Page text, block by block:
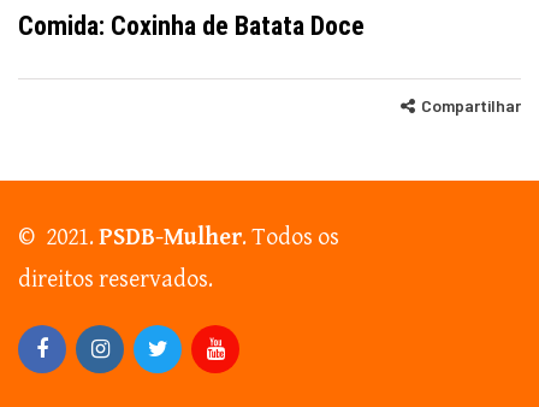
Comida: Coxinha de Batata Doce
Compartilhar
© 2021.PSDB-Mulher. Todos os
direitos reservados.